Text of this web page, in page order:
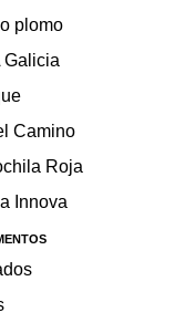
plomo
Galicia
Camino
Roja
Innova